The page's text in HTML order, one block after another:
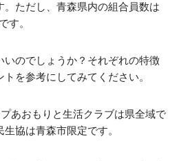
。ただし、青森県内の組合員数は
す。
いのでしょうか？それぞれの特徴
を参考にしてみてください。
あおもりと生活クラブは県全域で
協は青森市限定です。